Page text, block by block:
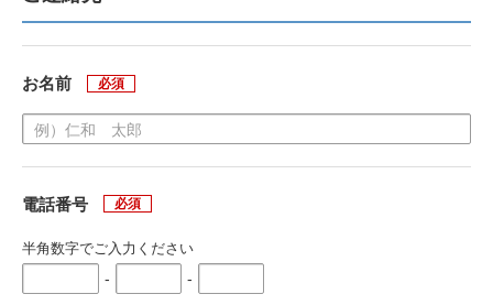
お名前 必須
電話番号 必須
半角数字でご入力ください
- -